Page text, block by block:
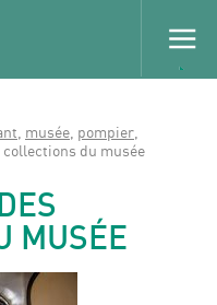
musée pompier
du musée
MUSÉE